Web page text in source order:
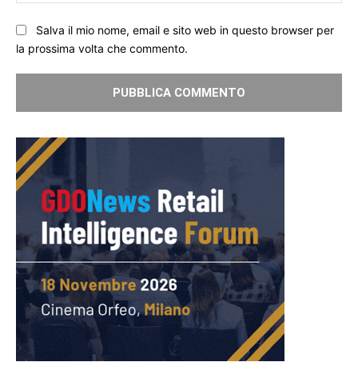
Salva il mio nome, email e sito web in questo browser per
la prossima volta che commento.